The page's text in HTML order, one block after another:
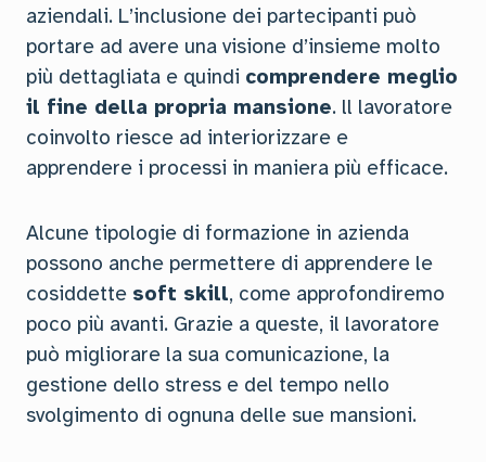
aziendali. L’inclusione dei partecipanti può
portare ad avere una visione d’insieme molto
più dettagliata e quindi comprendere meglio
il fine della propria mansione. ll lavoratore
coinvolto riesce ad interiorizzare e
apprendere i processi in maniera più efficace.
Alcune tipologie di formazione in azienda
possono anche permettere di apprendere le
cosiddette soft skill, come approfondiremo
poco più avanti. Grazie a queste, il lavoratore
può migliorare la sua comunicazione, la
gestione dello stress e del tempo nello
svolgimento di ognuna delle sue mansioni.